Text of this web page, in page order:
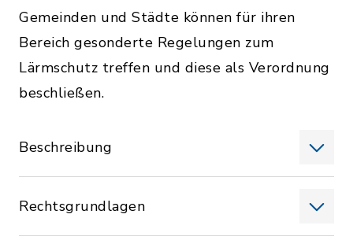
Gemeinden und Städte können für ihren
Bereich gesonderte Regelungen zum
Lärmschutz treffen und diese als Verordnung
beschließen.
Beschreibung
Rechtsgrundlagen